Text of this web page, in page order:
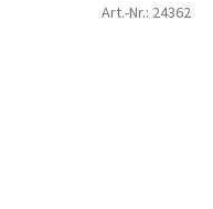
Art.-Nr.: 24362